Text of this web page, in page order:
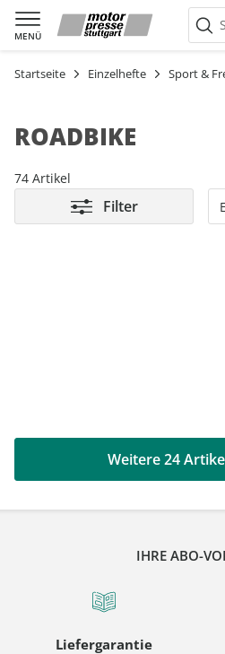
MENÜ
Warenkorb
Startseite Einzelhefte Sport &
ROADBIKE
74 Artikel
Filter
Weitere 24
IHRE ABO-
Liefergarantie